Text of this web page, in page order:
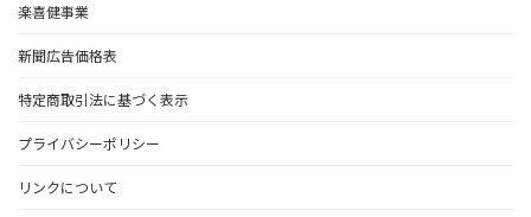
楽喜健事業
新聞広告価格表
特定商取引法に基づく表示
プライバシーポリシー
リンクについて